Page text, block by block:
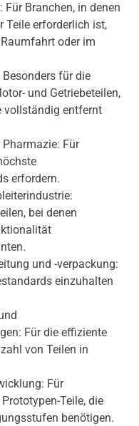
Branchen, in denen
Teile erforderlich ist,
oder im
für die
und Getriebeteilen,
vollständig entfernt
Für
erfordern.
bei denen
und -verpackung:
einzuhalten
Für die effiziente
von Teilen in
Für
Teile, die
benötigen.